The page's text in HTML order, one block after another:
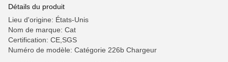
Détails du produit
Lieu d'origine: États-Unis
Nom de marque: Cat
Certification: CE,SGS
Numéro de modèle: Catégorie 226b Chargeur